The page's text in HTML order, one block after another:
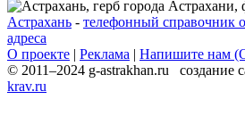
Астрахань - телефонный справочник
адреса
О проекте | Реклама | Напишите нам
© 2011–2024 g-astrakhan.ru создание
krav.ru